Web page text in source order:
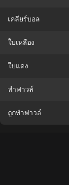
เคลียร์บอล
ใบเหลือง
ใบแดง
ทำฟาวล์
ถูกทำฟาวล์